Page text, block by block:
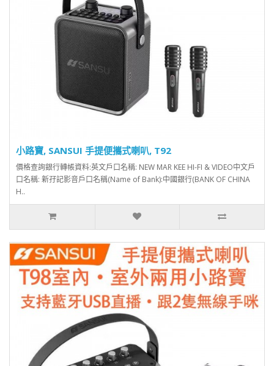
小路寶, SANSUI 手提便攜式喇叭, T92
價格查詢銀行轉帳資料:英文戶口名稱: NEW MAR KEE HI-FI & VIDEO中文戶
口名稱: 新孖記影音戶口名稱(Name of Bank):中國銀行(BANK OF CHINA
H..